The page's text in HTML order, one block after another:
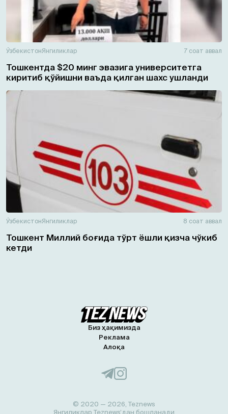
ЎзбекистонЯнгиликлар 7 соат аввал
Тошкентда $20 минг эвазига университетга
киритиб қўйишни ваъда қилган шахс ушланди
ЎзбекистонЯнгиликлар 8 соат аввал
Тошкент Миллий боғида тўрт ёшли қизча чўкиб
кетди
Биз ҳақимизда
Реклама
Алоқа
© 2020 — 2026, Teznews
Янгиликлар Teznews’дан бошланади